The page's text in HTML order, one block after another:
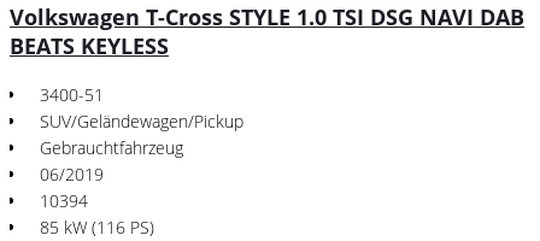
Volkswagen T-Cross STYLE 1.0 TSI DSG NAVI DAB
BEATS KEYLESS
3400-51
SUV/Geländewagen/Pickup
Gebrauchtfahrzeug
06/2019
10394
85 kW (116 PS)